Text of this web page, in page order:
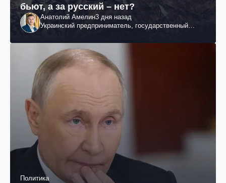
бьют, а за русский – нет?
Анатолий Амелин3 дня назад
Украинский предприниматель, государственный
Политика